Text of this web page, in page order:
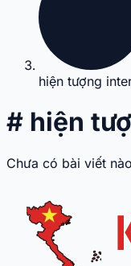
hiện tượng
# hiện
Chưa có bài viết